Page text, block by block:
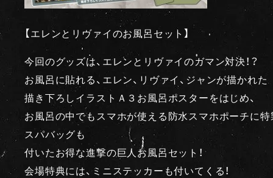
【エレンとリヴァイのお風呂セット】
今回のグッズは、エレンとリヴァイのガマン対決！？
お風呂に貼れる、エレン、リヴァイ、ジャンが描かれた
描き下ろしイラストＡ３お風呂ポスターをはじめ、
お風呂の中でもスマホが使える防水スマホポーチに特
スパバッグも
付いたお得な進撃の巨人お風呂セット！
会場特典には、ミニステッカーも付いてくる！